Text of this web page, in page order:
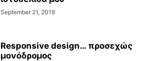
September 21, 2019
Responsive design… προσεχώς
μονόδρομος